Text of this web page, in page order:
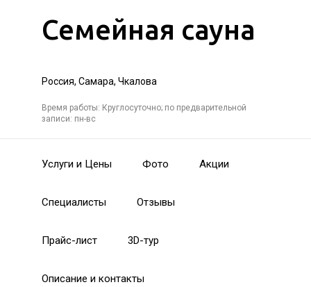
Семейная сауна
Россия, Самара, Чкалова
Время работы: Круглосуточно; по предварительной
записи: пн-вс
Услуги и Цены Фото Акции
Специалисты Отзывы
Прайс-лист 3D-тур
Описание и контакты